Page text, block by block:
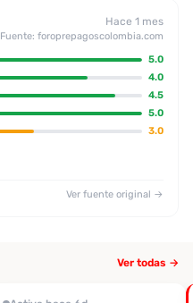
Hace 1 mes
Fuente: foroprepagoscolombia.com
5.0
4.0
4.5
5.0
3.0
Ver fuente original →
Ver todas →